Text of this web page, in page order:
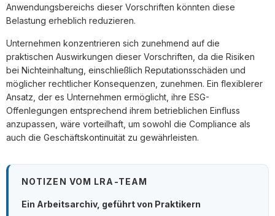
Anwendungsbereichs dieser Vorschriften könnten diese
Belastung erheblich reduzieren.
Unternehmen konzentrieren sich zunehmend auf die
praktischen Auswirkungen dieser Vorschriften, da die Risiken
bei Nichteinhaltung, einschließlich Reputationsschäden und
möglicher rechtlicher Konsequenzen, zunehmen. Ein flexiblerer
Ansatz, der es Unternehmen ermöglicht, ihre ESG-
Offenlegungen entsprechend ihrem betrieblichen Einfluss
anzupassen, wäre vorteilhaft, um sowohl die Compliance als
auch die Geschäftskontinuität zu gewährleisten.
NOTIZEN VOM LRA-TEAM
Ein Arbeitsarchiv, geführt von Praktikern